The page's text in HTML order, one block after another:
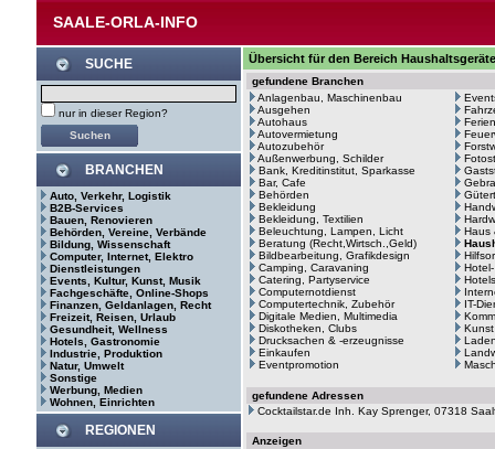
SAALE-ORLA-INFO
SUCHE
nur in dieser Region?
BRANCHEN
Auto, Verkehr, Logistik
B2B-Services
Bauen, Renovieren
Behörden, Vereine, Verbände
Bildung, Wissenschaft
Computer, Internet, Elektro
Dienstleistungen
Events, Kultur, Kunst, Musik
Fachgeschäfte, Online-Shops
Finanzen, Geldanlagen, Recht
Freizeit, Reisen, Urlaub
Gesundheit, Wellness
Hotels, Gastronomie
Industrie, Produktion
Natur, Umwelt
Sonstige
Werbung, Medien
Wohnen, Einrichten
REGIONEN
Übersicht für den Bereich
gefundene Branchen
Anlagenbau, Maschinenbau
Ausgehen
Autohaus
Autovermietung
Autozubehör
Außenwerbung, Schilder
Bank, Kreditinstitut, Sparkasse
Bar, Cafe
Behörden
Bekleidung
Bekleidung, Textilien
Beleuchtung, Lampen, Licht
Beratung (Recht,Wirtsch.,Geld)
Bildbearbeitung, Grafikdesign
Camping, Caravaning
Catering, Partyservice
Computernotdienst
Computertechnik, Zubehör
Digitale Medien, Multimedia
Diskotheken, Clubs
Drucksachen & -erzeugnisse
Einkaufen
Eventpromotion
Haus
IT-
Kunst
gefundene Adressen
Cocktailstar.de Inh. Kay Sprenger, 07318
Anzeigen